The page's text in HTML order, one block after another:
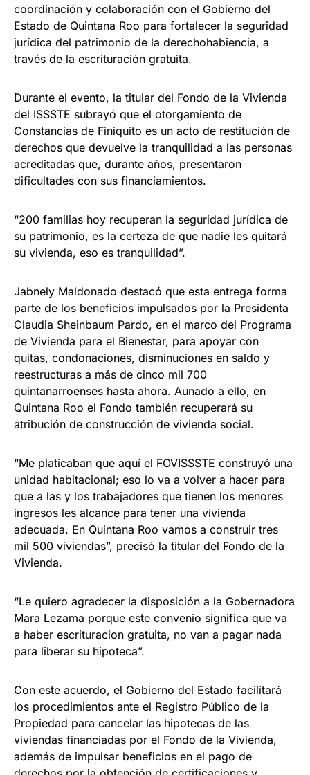
coordinación y colaboración con el Gobierno del
Estado de Quintana Roo para fortalecer la seguridad
jurídica del patrimonio de la derechohabiencia, a
través de la escrituración gratuita.
Durante el evento, la titular del Fondo de la Vivienda
del ISSSTE subrayó que el otorgamiento de
Constancias de Finiquito es un acto de restitución de
derechos que devuelve la tranquilidad a las personas
acreditadas que, durante años, presentaron
dificultades con sus financiamientos.
“200 familias hoy recuperan la seguridad jurídica de
su patrimonio, es la certeza de que nadie les quitará
su vivienda, eso es tranquilidad”.
Jabnely Maldonado destacó que esta entrega forma
parte de los beneficios impulsados por la Presidenta
Claudia Sheinbaum Pardo, en el marco del Programa
de Vivienda para el Bienestar, para apoyar con
quitas, condonaciones, disminuciones en saldo y
reestructuras a más de cinco mil 700
quintanarroenses hasta ahora. Aunado a ello, en
Quintana Roo el Fondo también recuperará su
atribución de construcción de vivienda social.
“Me platicaban que aquí el FOVISSSTE construyó una
unidad habitacional; eso lo va a volver a hacer para
que a las y los trabajadores que tienen los menores
ingresos les alcance para tener una vivienda
adecuada. En Quintana Roo vamos a construir tres
mil 500 viviendas”, precisó la titular del Fondo de la
Vivienda.
“Le quiero agradecer la disposición a la Gobernadora
Mara Lezama porque este convenio significa que va
a haber escrituracion gratuita, no van a pagar nada
para liberar su hipoteca”.
Con este acuerdo, el Gobierno del Estado facilitará
los procedimientos ante el Registro Público de la
Propiedad para cancelar las hipotecas de las
viviendas financiadas por el Fondo de la Vivienda,
además de impulsar beneficios en el pago de